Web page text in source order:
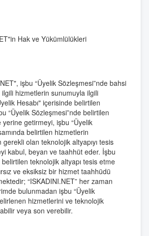
Hak ve Yükümlülükleri
işbu “Üyelik Sözleşmesi”nde bahsi
hizmetlerin sunumuyla ilgili
Hesabı" içerisinde belirtilen
“Üyelik Sözleşmesi”nde belirtilen
getirmeyi, işbu “Üyelik
belirtilen hizmetlerin
olan teknolojik altyapıyı tesis
kabul, beyan ve taahhüt eder. İşbu
teknolojik altyapı tesis etme
ve eksiksiz bir hizmet taahhüdü
“ISKADINI.NET” her zaman
bulunmadan işbu “Üyelik
hizmetlerini ve teknolojik
veya son verebilir.